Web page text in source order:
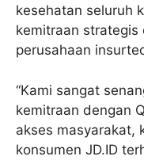
kesehatan seluruh
kemitraan strategis
perusahaan
“Kami sangat
kemitraan dengan
akses masyarakat,
konsumen JD.ID